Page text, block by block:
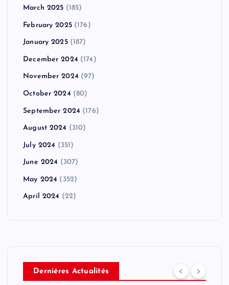
March 2025 (185)
February 2025(176)
January 2025(187)
December 2024 (174)
November 2024 (97)
October 2024 (80)
September 2024 (176)
August 2024 (310)
July 2024 (351)
June 2024 (307)
May 2024 (352)
April 2024 (22)
Derniéres Actualités